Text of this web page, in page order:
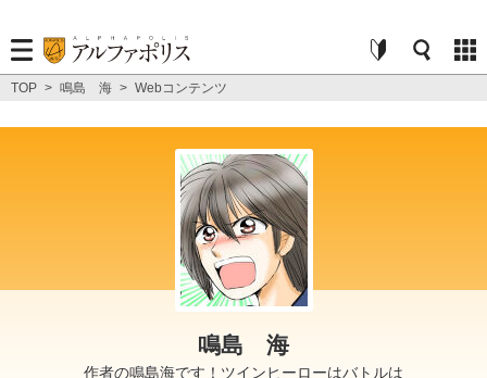
TOP > 鳴島 海 > Webコンテンツ
鳴島 海
作者の鳴島海です！ツインヒーローはバトルは